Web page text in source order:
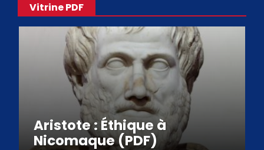
Vitrine PDF
Aristote : Éthique à
Nicomaque (PDF)